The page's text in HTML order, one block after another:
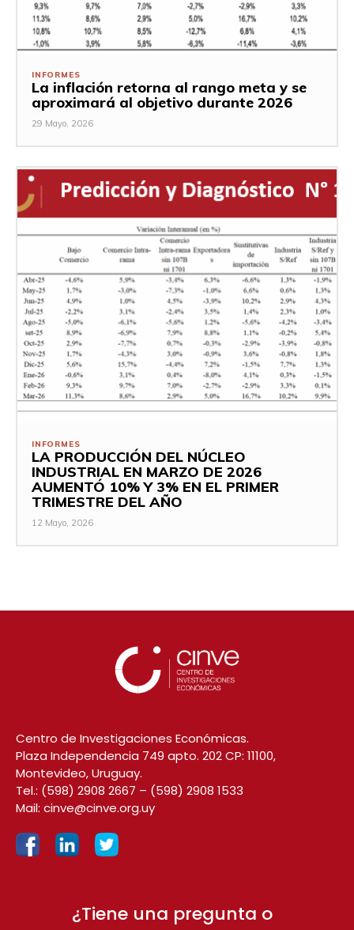
INFORMES
La inflación retorna al rango meta y se
aproximará al objetivo durante 2026
29 Mayo, 2026
INFORMES
LA PRODUCCIÓN DEL NÚCLEO
INDUSTRIAL EN MARZO DE 2026
AUMENTÓ 10% Y 3% EN EL PRIMER
TRIMESTRE DEL AÑO
12 Mayo, 2026
Centro de Investigaciones Económicas.
Plaza Independencia 749 apto. 202 CP: 11100,
Montevideo, Uruguay.
Tel.: (598) 2908 2667 – (598) 2908 1533
Mail: cinve@cinve.org.uy
¿Tiene una pregunta o